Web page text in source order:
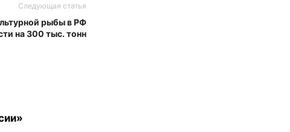
Следующая статья
рыбы в РФ
на 300 тыс. тонн